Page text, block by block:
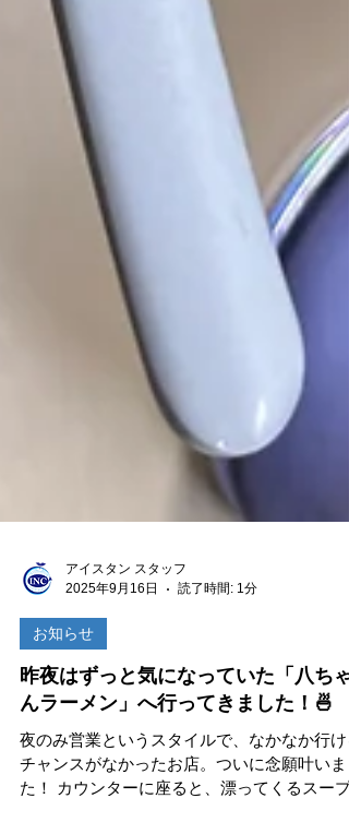
アイスタン スタッフ
2025年9月16日
読了時間: 1分
お知らせ
昨夜はずっと気になっていた「八ちゃ
んラーメン」へ行ってきました！🍜